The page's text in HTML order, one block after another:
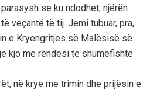
se ku ndodhet, njërën
veçantë të tij. Jemi tubuar, pra,
e Kryengritjes së Malësisë së
kjo me rëndësi të shumëfishtë
në krye me trimin dhe prijësin e